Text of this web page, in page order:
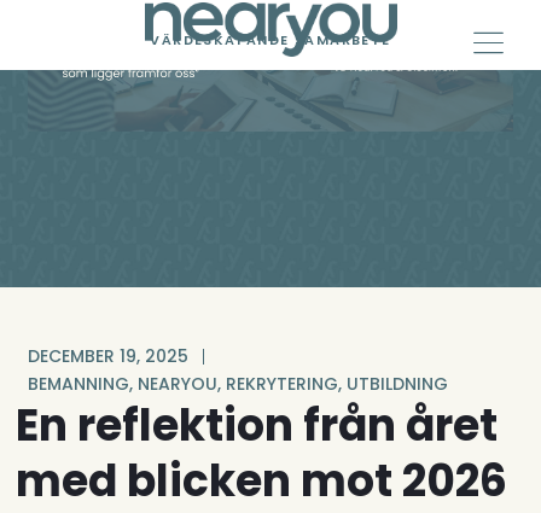
content
VÄRDESKAPANDE SAMARBETE
DECEMBER 19, 2025
BEMANNING, NEARYOU, REKRYTERING, UTBILDNING
En reflektion från året
med blicken mot 2026